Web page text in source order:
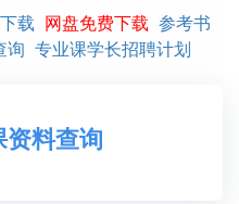
载 网盘免费下载 参考书
询 专业课学长招聘计划
资料查询